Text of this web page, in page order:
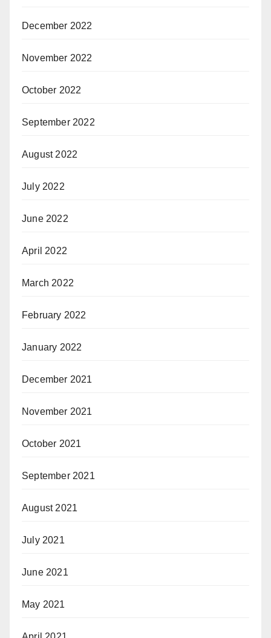
December 2022
November 2022
October 2022
September 2022
August 2022
July 2022
June 2022
April 2022
March 2022
February 2022
January 2022
December 2021
November 2021
October 2021
September 2021
August 2021
July 2021
June 2021
May 2021